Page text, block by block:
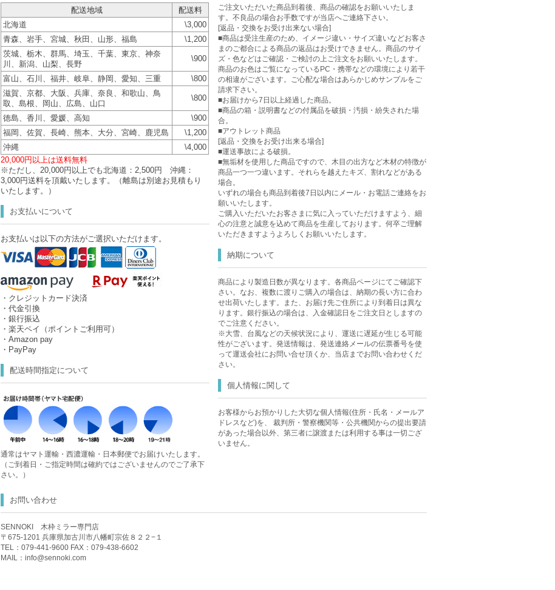
配送地域
配送料
北海道
\3,000
青森、岩手、宮城、秋田、山形、福島
\1,200
茨城、栃木、群馬、埼玉、千葉、東京、神奈
川、新潟、山梨、長野
\900
富山、石川、福井、岐阜、静岡、愛知、三重
\800
滋賀、京都、大阪、兵庫、奈良、和歌山、鳥
取、島根、岡山、広島、山口
\800
徳島、香川、愛媛、高知
\900
福岡、佐賀、長崎、熊本、大分、宮崎、鹿児島
\1,200
沖縄
\4,000
20,000円以上は送料無料
※ただし、20,000円以上でも北海道：2,500円 沖縄：
3,000円送料を頂戴いたします。（離島は別途お見積もり
いたします。）
お支払いについて
お支払いは以下の方法がご選択いただけます。
・クレジットカード決済
・代金引換
・銀行振込
・楽天ペイ（ポイントご利用可）
・Amazon pay
・PayPay
配送時間指定について
通常はヤマト運輸・西濃運輸・日本郵便でお届けいたします。
（ご到着日・ご指定時間は確約ではございませんのでご了承下
さい。）
ご注文いただいた商品到着後、商品の確認をお願いいたしま
す。不良品の場合お手数ですが当店へご連絡下さい。
[返品・交換をお受け出来ない場合]
■商品は受注生産のため、イメージ違い・サイズ違いなどお客さ
まのご都合による商品の返品はお受けできません。商品のサイ
ズ・色などはご確認・ご検討の上ご注文をお願いいたします。
商品のお色はご覧になっているPC・携帯などの環境により若干
の相違がございます。ご心配な場合はあらかじめサンプルをご
請求下さい。
■お届けから7日以上経過した商品。
■商品の箱・説明書などの付属品を破損・汚損・紛失された場
合。
■アウトレット商品
[返品・交換をお受け出来る場合]
■運送事故による破損。
■無垢材を使用した商品ですので、木目の出方など木材の特徴が
商品一つ一つ違います。それらを越えたキズ、割れなどがある
場合。
いずれの場合も商品到着後7日以内にメール・お電話ご連絡をお
願いいたします。
ご購入いただいたお客さまに気に入っていただけますよう、細
心の注意と誠意を込めて商品を生産しております。何卒ご理解
いただきますようよろしくお願いいたします。
納期について
商品により製造日数が異なります。各商品ページにてご確認下
さい。なお、複数に渡りご購入の場合は、納期の長い方に合わ
せ出荷いたします。また、お届け先ご住所により到着日は異な
ります。銀行振込の場合は、入金確認日をご注文日としますの
でご注意ください。
※大雪、台風などの天候状況により、運送に遅延が生じる可能
性がございます。発送情報は、発送連絡メールの伝票番号を使
って運送会社にお問い合せ頂くか、当店までお問い合わせくだ
さい。
個人情報に関して
お客様からお預かりした大切な個人情報(住所・氏名・メールア
ドレスなど)を、 裁判所・警察機関等・公共機関からの提出要請
があった場合以外、第三者に譲渡または利用する事は一切ござ
いません。
お問い合わせ
SENNOKI 木枠ミラー専門店
〒675-1201 兵庫県加古川市八幡町宗佐８２２−１
TEL：079-441-9600 FAX：079-438-6602
MAIL： info@sennoki.com